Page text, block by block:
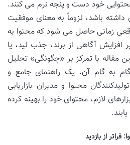
خود دست و پنجه نرم می کنند.
داشته باشد، لزوماً به معنای موفقیت
زمانی حاصل می شود که محتوا به
آگاهی از برند، جذب لید، یا
مقاله با تمرکز بر «چگونگی» تحلیل
به گام آن، یک راهنمای جامع و
محتوا و مدیران بازاریابی
لازم، محتوای خود را بهینه کرده
از بازدید